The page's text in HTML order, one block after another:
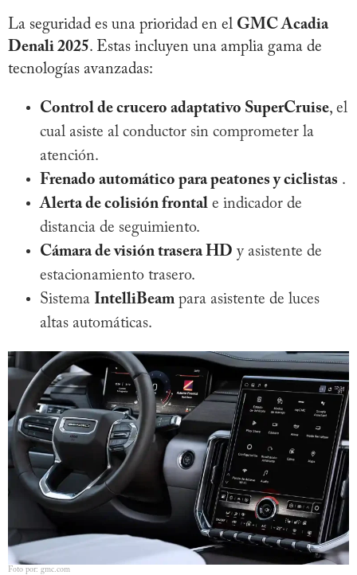
La seguridad es una prioridad en el GMC Acadia
Denali 2025. Estas incluyen una amplia gama de
tecnologías avanzadas:
Control de crucero adaptativo SuperCruise, el
cual asiste al conductor sin comprometer la
atención.
Frenado automático para peatones y ciclistas .
Alerta de colisión frontal e indicador de
distancia de seguimiento.
Cámara de visión trasera HD y asistente de
estacionamiento trasero.
Sistema IntelliBeam para asistente de luces
altas automáticas.
Foto por: gmc.com